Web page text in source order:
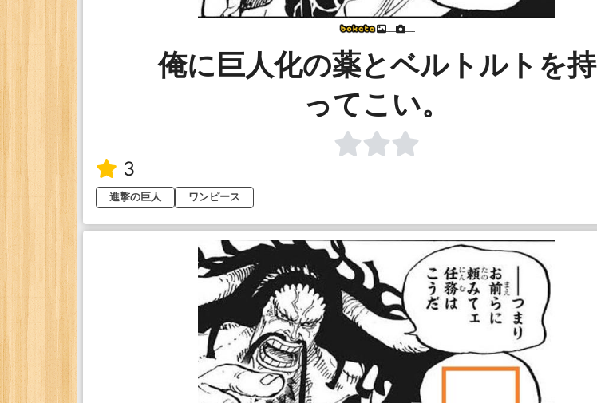
俺に巨人化の薬とベルトルトを持
ってこい。
3
進撃の巨人
ワンピース